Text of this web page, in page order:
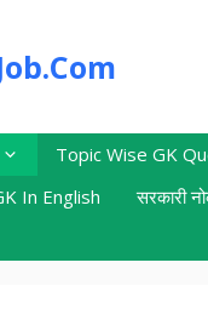
Topic Wise GK
In English सरकारी